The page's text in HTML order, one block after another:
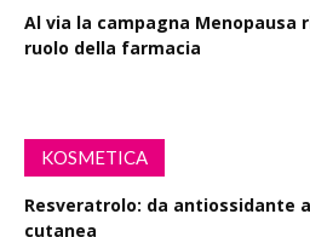
Al via la campagna Menopausa
ruolo della farmacia
KOSMETICA
Resveratrolo: da antiossidante
cutanea